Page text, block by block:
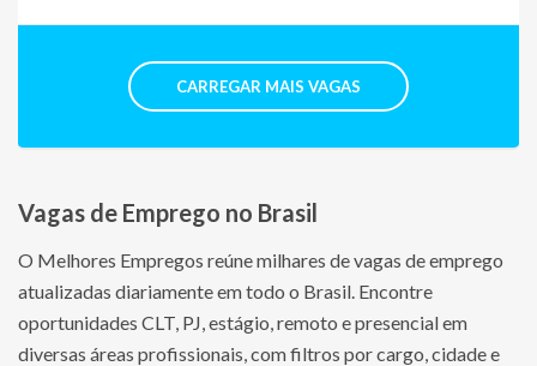
CARREGAR MAIS VAGAS
Vagas de Emprego no Brasil
O Melhores Empregos reúne milhares de vagas de emprego
atualizadas diariamente em todo o Brasil. Encontre
oportunidades CLT, PJ, estágio, remoto e presencial em
diversas áreas profissionais, com filtros por cargo, cidade e